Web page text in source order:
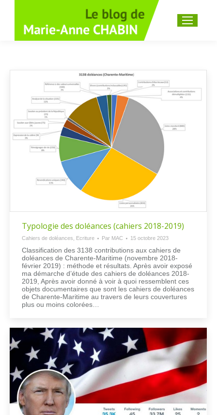
Recherche
Typologie des doléances (cahiers 2018-2019)
Cahiers de doléances Ecriture Par MAC 15 octobre 2023
Classification des 3138 contributions aux cahiers de
doléances de Charente-Maritime (novembre 2018-
février 2019) : méthode et résultats. Après avoir exposé
ma démarche d’étude des cahiers de doléances 2018-
2019, Après avoir donné à voir à quoi ressemblent ces
objets documentaires que sont les cahiers de doléances
de Charente-Maritime au travers de leurs couvertures
plus ou moins colorées…